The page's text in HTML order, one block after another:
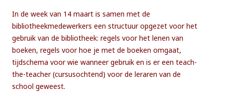
In de week van 14 maart is samen met de
bibliotheekmedewerkers een structuur opgezet voor het
gebruik van de bibliotheek: regels voor het lenen van
boeken, regels voor hoe je met de boeken omgaat,
tijdschema voor wie wanneer gebruik en is er een teach-
the-teacher (cursusochtend) voor de leraren van de
school geweest.